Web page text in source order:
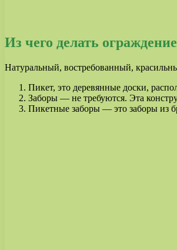
Из чего делать ограждение
Натуральный, востребованный,
Пикет, это деревянные доски,
Заборы — не требуются. Эта
Пикетные заборы — это заборы из